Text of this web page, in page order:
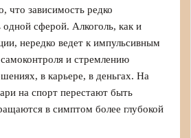
что зависимость редко
одной сферой. Алкоголь, как и
нередко ведет к импульсивным
и стремлению
в карьере, в деньгах. На
на спорт перестают быть
в симптом более глубокой